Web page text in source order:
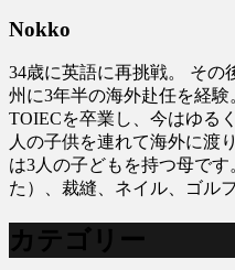
Nokko
34歳に英語に再挑戦。 その
州に3年半の海外赴任を経験
TOIECを卒業し、今はゆる
人の子供を連れて海外に渡
は3人の子どもを持つ母で
た）、裁縫、ネイル、ゴル
カテゴリー